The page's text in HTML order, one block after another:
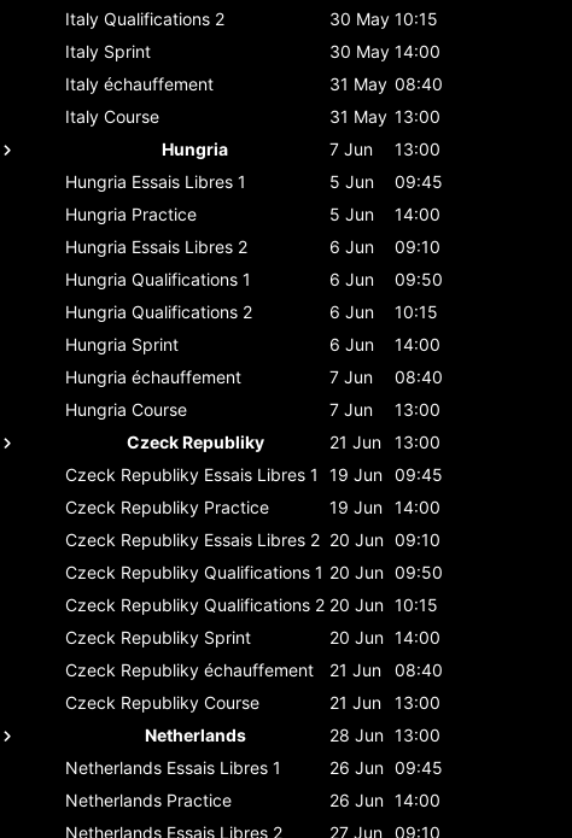
Italy Qualifications 2 30 May 10:15
Italy Sprint 30 May 14:00
Italy échauffement 31 May 08:40
Italy Course 31 May 13:00
Hungria
7 Jun
13:00
Hungria Essais Libres 1 5 Jun
09:45
Hungria Practice 5 Jun
14:00
Hungria Essais Libres 2 6 Jun
09:10
Hungria Qualifications 1 6 Jun
09:50
Hungria Qualifications 2 6 Jun
10:15
Hungria Sprint 6 Jun
14:00
Hungria échauffement 7 Jun
08:40
Hungria Course 7 Jun
13:00
Czeck Republiky
21 Jun
13:00
Czeck Republiky Essais Libres 1 19 Jun 09:45
Czeck Republiky Practice 19 Jun 14:00
Czeck Republiky Essais Libres 2 20 Jun 09:10
Czeck Republiky Qualifications 1 20 Jun 09:50
Czeck Republiky Qualifications 2 20 Jun 10:15
Czeck Republiky Sprint 20 Jun 14:00
Czeck Republiky échauffement 21 Jun
08:40
Czeck Republiky Course 21 Jun
13:00
Netherlands
28 Jun 13:00
Netherlands Essais Libres 1 26 Jun 09:45
Netherlands Practice 26 Jun 14:00
Netherlands Essais Libres 2 27 Jun 09:10